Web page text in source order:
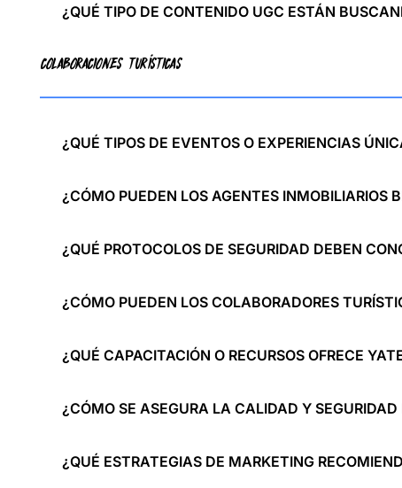
¿QUÉ TIPO DE CONTENIDO UGC ESTÁN
COLABORACIONES TURÍSTICAS
¿QUÉ TIPOS DE EVENTOS O EXPERIENCIAS
¿CÓMO PUEDEN LOS AGENTES INMOBILIARIOS
¿QUÉ PROTOCOLOS DE SEGURIDAD DEBEN
¿CÓMO PUEDEN LOS COLABORADORES
¿QUÉ CAPACITACIÓN O RECURSOS OFRECE
¿CÓMO SE ASEGURA LA CALIDAD Y
¿QUÉ ESTRATEGIAS DE MARKETING